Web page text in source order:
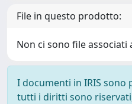
File in questo prodotto:
Non ci sono file
I documenti in IRIS
tutti i diritti sono